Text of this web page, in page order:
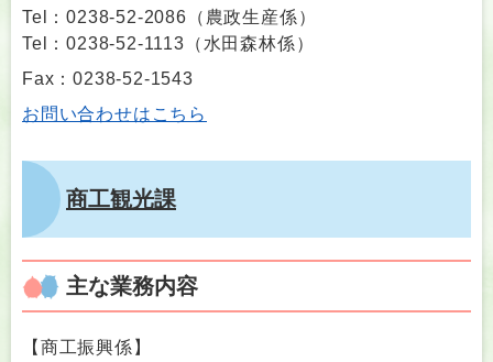
Tel：0238-52-2086 （ 農政生産係）
Tel：0238-52-1113 （ 水田森林係）
Fax：0238-52-1543
お問い合わせはこちら
商工観光課
主な業務内容
【商工振興係】